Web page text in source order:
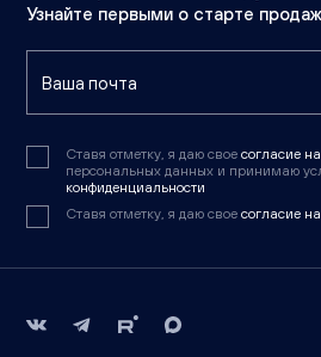
Узнайте первыми о старте
Ставя отметку, я даю свое согласие
персональных данных и принимаю
конфиденциальности
Ставя отметку, я даю свое согласие